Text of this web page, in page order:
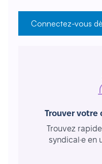
Connectez-vous
Trouver votre
Trouvez
syndical·e en